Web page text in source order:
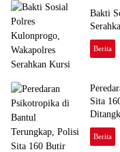
Bakti
Berita
Sita
Berita